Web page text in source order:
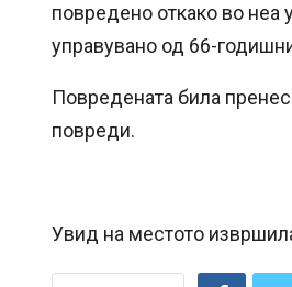
повредено откако во неа
управувано од 66-
Повредената била
повреди.
Увид на местото